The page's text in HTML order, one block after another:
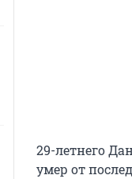
29-летнего
умер от